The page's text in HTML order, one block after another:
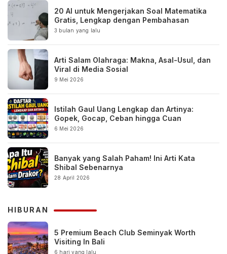
20 AI untuk Mengerjakan Soal Matematika
Gratis, Lengkap dengan Pembahasan
3 bulan yang lalu
Arti Salam Olahraga: Makna, Asal-Usul, dan
Viral di Media Sosial
9 Mei 2026
Istilah Gaul Uang Lengkap dan Artinya:
Gopek, Gocap, Ceban hingga Cuan
6 Mei 2026
Banyak yang Salah Paham! Ini Arti Kata
Shibal Sebenarnya
28 April 2026
HIBURAN
5 Premium Beach Club Seminyak Worth
Visiting In Bali
6 hari yang lalu